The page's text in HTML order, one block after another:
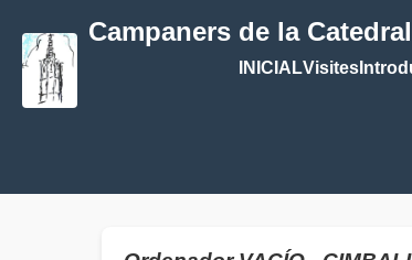
Campaners de la
INICIALVisites